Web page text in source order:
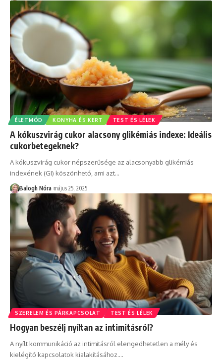
ÉLETMÓD KONYHA ÉS KERT TEST ÉS LÉLEK
A kókuszvirág cukor alacsony glikémiás indexe: Ideális
cukorbetegeknek?
A kókuszvirág cukor népszerűsége az alacsonyabb glikémiás
indexének (GI) köszönhető, ami azt…
Balogh Nóra május 25, 2025
SZERELEM ÉS PÁRKAPCSOLAT TEST ÉS LÉLEK
Hogyan beszélj nyíltan az intimitásról?
A nyílt kommunikáció az intimitásról elengedhetetlen a mély és
kielégítő kapcsolatok kialakításához.…